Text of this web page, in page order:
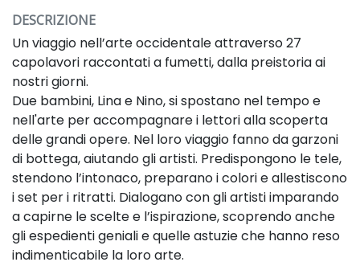
DESCRIZIONE
Un viaggio nell’arte occidentale attraverso 27
capolavori raccontati a fumetti, dalla preistoria ai
nostri giorni.
Due bambini, Lina e Nino, si spostano nel tempo e
nell'arte per accompagnare i lettori alla scoperta
delle grandi opere. Nel loro viaggio fanno da garzoni
di bottega, aiutandogli artisti. Predispongono le tele,
stendono l’intonaco, preparano i colorie allestiscono
i set per i ritratti. Dialogano con gli artisti imparando
a capirne le scelte e l’ispirazione,scoprendo anche
gli espedienti geniali e quelle astuzie che hanno reso
indimenticabile la loro arte.